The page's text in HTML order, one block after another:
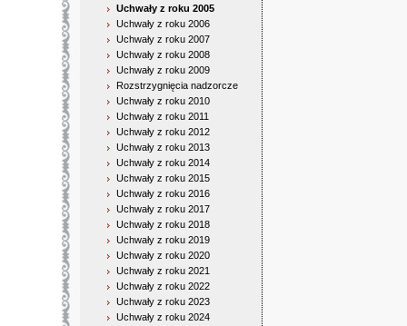
Uchwały z roku 2005
Uchwały z roku 2006
Uchwały z roku 2007
Uchwały z roku 2008
Uchwały z roku 2009
Rozstrzygnięcia nadzorcze
Uchwały z roku 2010
Uchwały z roku 2011
Uchwały z roku 2012
Uchwały z roku 2013
Uchwały z roku 2014
Uchwały z roku 2015
Uchwały z roku 2016
Uchwały z roku 2017
Uchwały z roku 2018
Uchwały z roku 2019
Uchwały z roku 2020
Uchwały z roku 2021
Uchwały z roku 2022
Uchwały z roku 2023
Uchwały z roku 2024